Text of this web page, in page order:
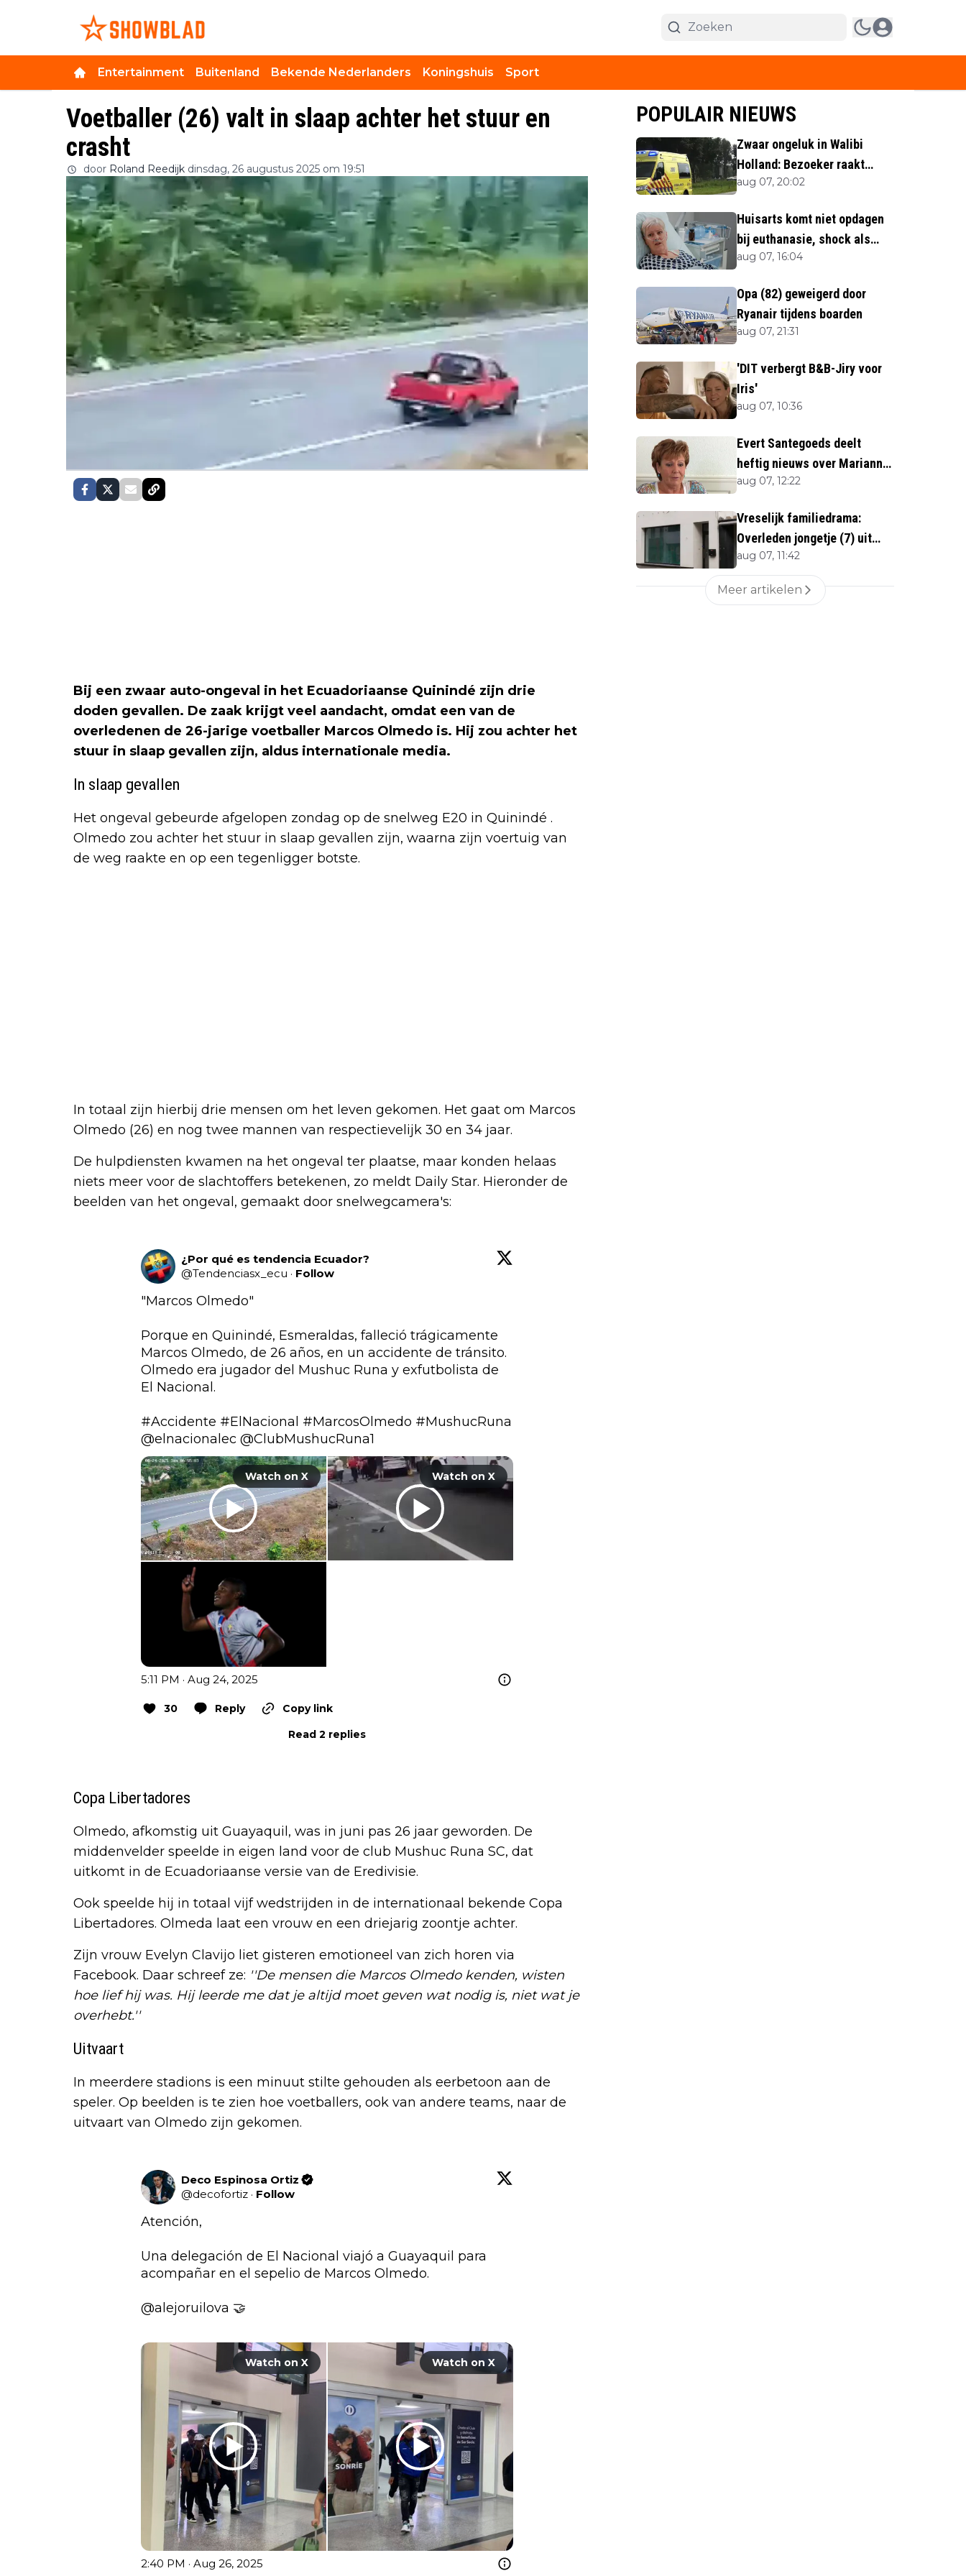
Entertainment Buitenland Bekende Nederlanders Koningshuis Sport
Voetballer (26) valt in slaap achter het stuur en
crasht
door Roland Reedijk dinsdag, 26 augustus 2025 om 19:51
Bij een zwaar auto-ongeval in het Ecuadoriaanse Quinindé zijn drie
doden gevallen. De zaak krijgt veel aandacht, omdat een van de
overledenen de 26-jarige voetballer Marcos Olmedo is. Hij zou achter het
stuur in slaap gevallen zijn, aldus internationale media.
In slaap gevallen
Het ongeval gebeurde afgelopen zondag op de snelweg E20 in Quinindé .
Olmedo zou achter het stuur in slaap gevallen zijn, waarna zijn voertuig van
de weg raakte en op een tegenligger botste.
In totaal zijn hierbij drie mensen om het leven gekomen. Het gaat om Marcos
Olmedo (26) en nog twee mannen van respectievelijk 30 en 34 jaar.
De hulpdiensten kwamen na het ongeval ter plaatse, maar konden helaas
niets meer voor de slachtoffers betekenen, zo meldt Daily Star. Hieronder de
beelden van het ongeval, gemaakt door snelwegcamera's:
¿Por qué es tendencia Ecuador?
@Tendenciasx_ecu · Follow
"Marcos Olmedo"
Porque en Quinindé, Esmeraldas, falleció trágicamente
Marcos Olmedo, de 26 años, en un accidente de tránsito.
Olmedo era jugador del Mushuc Runa y exfutbolista de
El Nacional.
#Accidente #ElNacional #MarcosOlmedo #MushucRuna
@elnacionalec @ClubMushucRuna1
Watch on X Watch on X
5:11 PM · Aug 24, 2025
30 Reply
Copy link
Read 2 replies
Copa Libertadores
Olmedo, afkomstig uit Guayaquil, was in juni pas 26 jaar geworden. De
middenvelder speelde in eigen land voor de club Mushuc Runa SC, dat
uitkomt in de Ecuadoriaanse versie van de Eredivisie.
Ook speelde hij in totaal vijf wedstrijden in de internationaal bekende Copa
Libertadores. Olmeda laat een vrouw en een driejarig zoontje achter.
Zijn vrouw Evelyn Clavijo liet gisteren emotioneel van zich horen via
Facebook. Daar schreef ze: ''De mensen die Marcos Olmedo kenden, wisten
hoe lief hij was. Hij leerde me dat je altijd moet geven wat nodig is, niet wat je
overhebt.''
Uitvaart
In meerdere stadions is een minuut stilte gehouden als eerbetoon aan de
speler. Op beelden is te zien hoe voetballers, ook van andere teams, naar de
uitvaart van Olmedo zijn gekomen.
Deco Espinosa Ortiz
@decofortiz · Follow
Atención,
Una delegación de El Nacional viajó a Guayaquil para
acompañar en el sepelio de Marcos Olmedo.
@alejoruilova 🤝
Watch on X Watch on X
2:40 PM · Aug 26, 2025
POPULAIR NIEUWS
Zwaar ongeluk in Walibi
Holland: Bezoeker raakt
lichaamsdeel kwijt
aug 07, 20:02
Huisarts komt niet opdagen
bij euthanasie, shock als
blijkt waar ze is
aug 07, 16:04
Opa (82) geweigerd door
Ryanair tijdens boarden
aug 07, 21:31
'DIT verbergt B&B-Jiry voor
Iris'
aug 07, 10:36
Evert Santegoeds deelt
heftig nieuws over Marianne
Weber (70)
aug 07, 12:22
Vreselijk familiedrama:
Overleden jongetje (7) uit
woning gehaald
aug 07, 11:42
Meer artikelen